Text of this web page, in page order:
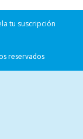
tu suscripción
reservados